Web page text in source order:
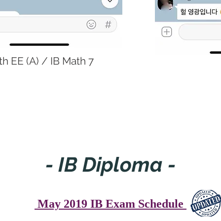
EE (A) / IB Math 7
- IB Diploma -
May 2019 IB Exam Schedule